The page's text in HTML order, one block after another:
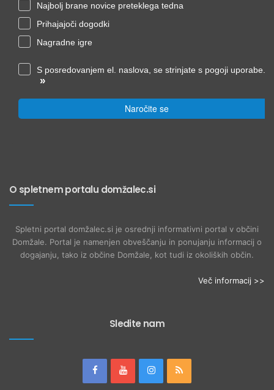
Najbolj brane novice preteklega tedna
Prihajajoči dogodki
Nagradne igre
S posredovanjem el. naslova, se strinjate s pogoji uporabe.
»
Naročite se
O spletnem portalu domžalec.si
Spletni portal domžalec.si je osrednji informativni portal v občini
Domžale. Portal je namenjen obveščanju in ponujanju informacij o
dogajanju, tako iz občine Domžale, kot tudi iz okoliških občin.
Več informacij >>
Sledite nam